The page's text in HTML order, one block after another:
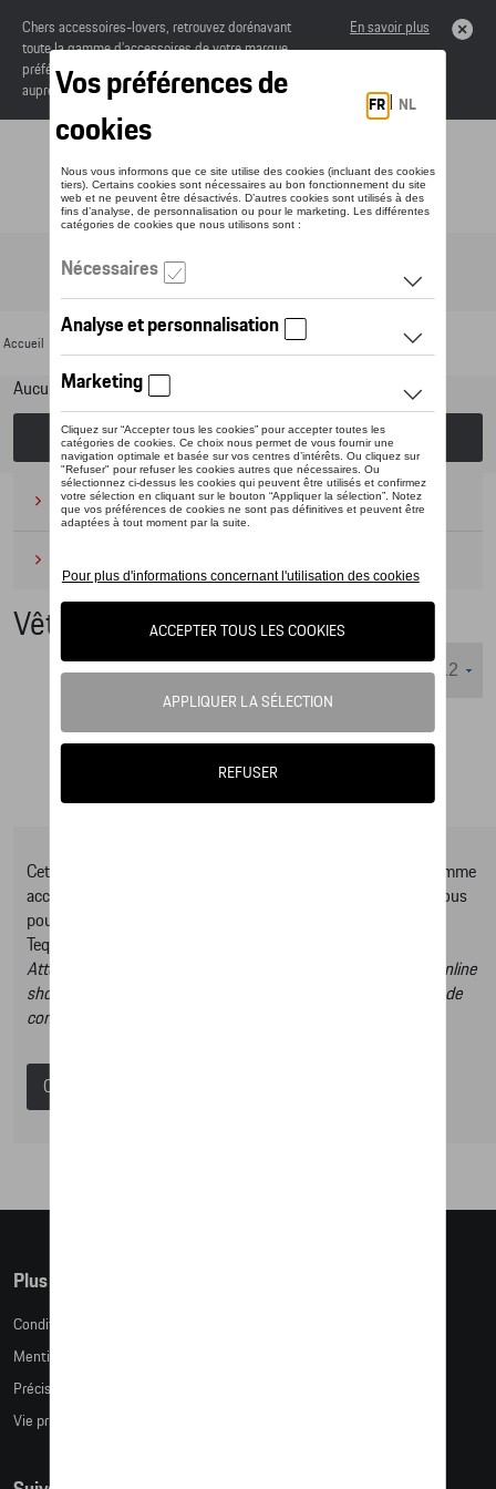
Chers accessoires-lovers, retrouvez dorénavant
toute la gamme d’accessoires de votre marque
préférée sous forme de catalogue à commander
auprès de votre concessionaire.
En savoir plus
Toggle navigation
Accueil Cycling Collection > Vêtements
Aucun modèle sélectionné (Tout afficher)
Choisissez un modèle
Camping(2)
Vêtements
Nombre d'éléments affichés :
Cet online shop vous présente une sélection d’articles de la gamme
accessoires Tequipment, pour découvrir la gamme complète vous
pouvez consulter notre Moteur de recherche d’accessoires
Tequipment.
Attention, en cliquant sur le lien du catalogue vous sortez du online
shop et dans ce catalogue vous n’aurez donc pas la possibilité de
commander des articles en ligne.
Catalogue Porsche
Plus d'informations
Conditions de vente
Mentions légales
Précision des tailles
Vie privée